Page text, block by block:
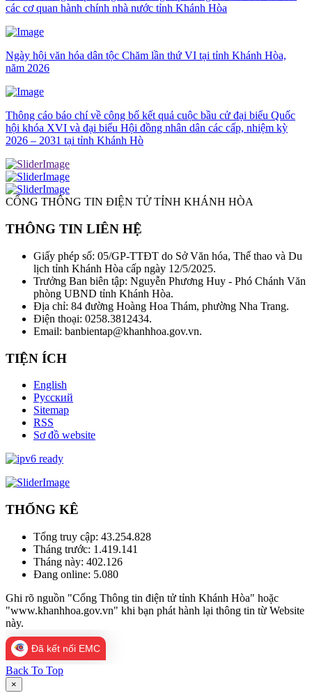
các cơ quan hành chính nhà nước tỉnh Khánh Hòa
Ngày hội văn hóa dân tộc Chăm lần thứ VI tại tỉnh Khánh Hòa,
năm 2026
Thông cáo báo chí về công bố kết quả cuộc bầu cử đại biểu Quốc
hội khóa XVI và đại biểu Hội đồng nhân dân các cấp, nhiệm kỳ
2026 – 2031 tại tỉnh Khánh Hò
CỔNG THÔNG TIN ĐIỆN TỬ TỈNH KHÁNH HÒA
THÔNG TIN LIÊN HỆ
Giấy phép số: 05/GP-TTĐT do Sở Văn hóa, Thể thao và Du
lịch tỉnh Khánh Hòa cấp ngày 12/5/2025.
Trưởng Ban biên tập: Nguyễn Phương Huy - Phó Chánh Văn
phòng UBND tỉnh Khánh Hòa.
Địa chỉ: 84 đường Hoàng Hoa Thám, phường Nha Trang.
Điện thoại: 0258.3812434.
Email: banbientap@khanhhoa.gov.vn.
TIỆN ÍCH
English
Русский
Sitemap
RSS
Sơ đồ website
THỐNG KÊ
Tổng truy cập: 43.254.828
Tháng trước: 1.419.141
Tháng này: 402.126
Đang online: 5.080
Ghi rõ nguồn "Cổng Thông tin điện tử tỉnh Khánh Hòa" hoặc
"www.khanhhoa.gov.vn" khi bạn phát hành lại thông tin từ Website
này.
Đã kết nối EMC
Back To Top
×